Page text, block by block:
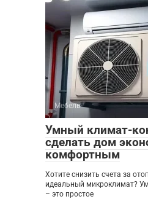
Мебель
Умный климат-
сделать дом
комфортным
Хотите снизить счета за
идеальный микроклимат?
– это простое